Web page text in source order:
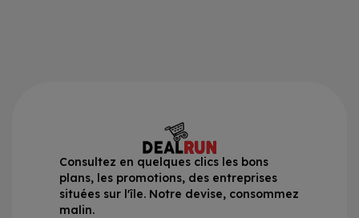
Consultez en quelques clics les bons
plans, les promotions, des entreprises
situées sur l'île. Notre devise, consommez
malin.